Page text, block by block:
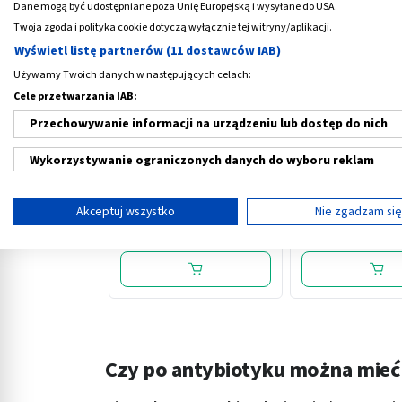
inhalacji z ektoina, 2,5 ml,
20 amp.
żywność
przeznaczenia
niemowląt od
400 g
‹
Czy po antybiotyku można
Dane mogą być udostępniane poza Unię Europejską i wysyłane do USA.
Twoja zgoda i polityka cookie dotyczą wyłącznie tej witryny/aplikacji.
Wyświetl listę partnerów (11 dostawców IAB)
Używamy Twoich danych w następujących celach:
Cele przetwarzania IAB:
Przechowywanie informacji na urządzeniu lub dostęp do nich
Wykorzystywanie ograniczonych danych do wyboru reklam
Tworzenie profili w celu spersonalizowanych reklam
Tworzenie profili w celu personalizacji treści
Pomiar efektywności treści
Akceptuj wszystko Nie zgadzam się